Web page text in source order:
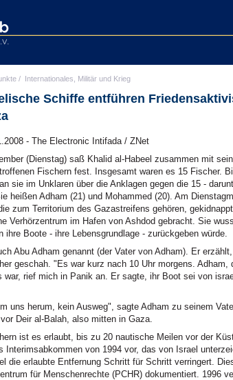
/ Internationales, Militär und Krieg
Schiffe entführen
- The Electronic Intifada / ZNet
(Dienstag) saß Khalid al-Habeel zusammen mit
Fischern fest. Insgesamt waren es 15 Fischer.
sie im Unklaren über die Anklagen gegen die 15 -
heißen Adham (21) und Mohammed (20). Am
zum Territorium des Gazastreifens gehören,
Verhörzentrum im Hafen von Ashdod gebracht. Sie
ihre Boote - ihre Lebensgrundlage - zurückgeben würde.
Abu Adham genannt (der Vater von Adham). Er
geschah. "Es war kurz nach 10 Uhr morgens. Adham,
war, rief mich in Panik an. Er sagte, ihr Boot sei von
uns herum, kein Ausweg", sagte Adham zu seinem
Deir al-Balah, also mitten in Gaza.
ist es erlaubt, bis zu 20 nautische Meilen vor der
Interimsabkommen von 1994 vor, das von Israel
die erlaubte Entfernung Schritt für Schritt verringert.
für Menschenrechte (PCHR) dokumentiert. 1996